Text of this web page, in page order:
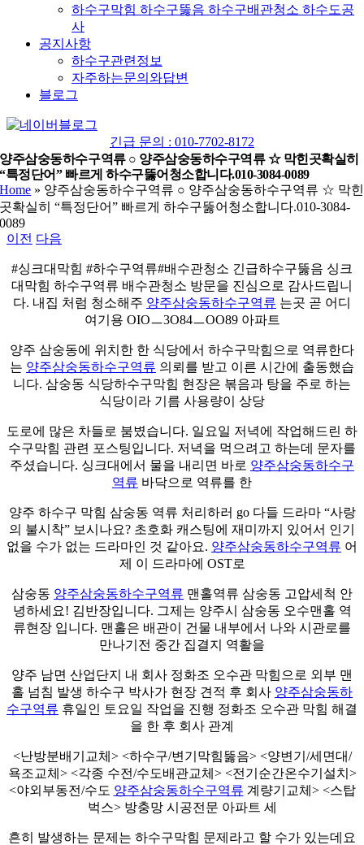
하수구막힘 하수구뚫음 하수구배관청소 하수도공
사
공지사항
하수구관련정보
자주하는문의와답변
블로그
네
버
블
로
그
긴급 문의 : 010-7702-8172
양주삼숭동하수구역류 ○ 양주삼숭동하수구역류 ☆ 막힌곳확실히
“특정단어” 빠르게 하수구뚫어청소합니다.010-3084-0089
Home » 양주삼숭동하수구역류 ○ 양주삼숭동하수구역류 ☆ 막힌
곳확실히 “특정단어” 빠르게 하수구뚫어청소합니다.010-3084-
0089
이전 다음
#싱크대막힘 #하수구역류#배수관청소 긴급하수구뚫음 싱크
대막힘 하수구역류 배수관청소 방문을 진심으로 감사드립니
다. 내집 처럼 청소해주 양주삼숭동하수구역류 는곳 곧 어디
여기용 OIOㅡ3O84ㅡOO89 아파트
양주 삼숭동에 위치한 한 식당에서 하수구막힘으로 역류한다
는 양주삼숭동하수구역류 의뢰를 받고 이른 시간에 출동했습
니다. 삼숭동 식당하수구막힘 현장은 볶음과 탕을 주로 하는
식당이라 기름 사용량이 상당
도로에 많은 차들로 붐볐습니다. 일요일 저녁에 작업해드린 하
수구막힘 관련 포스팅입니다. 저녁을 먹으려고 하는데 문자를
주셨습니다. 싱크대에서 물을 내리면 바로 양주삼숭동하수구
역류 바닥으로 역류를 한
양주 하수구 막힘 삼숭동 역류 처리하러 go 다들 드라마 “사랑
의 불시착” 보시나요? 초호화 캐스팅에 재미까지 있어서 인기
없을 수가 없는 드라마인 것 같아요. 양주삼숭동하수구역류 어
제 이 드라마에 OST로
삼숭동 양주삼숭동하수구역류 맨홀역류 삼숭동 고압세척 안
녕하세요! 김반장입니다. 그제는 양주시 삼숭동 오수맨홀 역
류현장 입니다. 맨홀은 배관이 건물 내부에서 나와 시관로를
만나기전 중간 집결지 역활을
양주 남면 산업단지 내 회사 정화조 오수관 막힘으로 외부 맨
홀 넘침 발생 하수구 박사가 현장 견적 후 회사 양주삼숭동하
수구역류 휴일인 토요일 작업을 진행 정화조 오수관 막힘 해결
을 한 후 회사 관계
<난방분배기교체> <하수구/변기막힘뚫음> <양변기/세면대/
욕조교체> <각종 수전/수도배관교체> <전기순간온수기설치>
<야외부동전/수도 양주삼숭동하수구역류 계량기교체> <스탑
벅스> 방충망 시공전문 아파트 세
흔히 발생하는 문제는 하수구막힘 문제라고 할 수가 있는데요